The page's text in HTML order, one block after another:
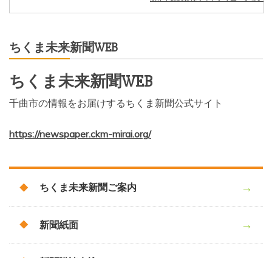
ちくま未来新聞WEB
ちくま未来新聞WEB
千曲市の情報をお届けするちくま新聞公式サイト
https://newspaper.ckm-mirai.org/
ちくま未来新聞ご案内
新聞紙面